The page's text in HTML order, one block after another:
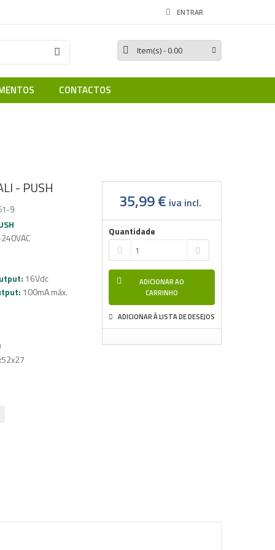
ENTRAR
Item(s)- 0.00
CONTACTOS
- PUSH
9
: 16Vdc
100mA máx.
35,99 € iva incl.
Quantidade
ADICIONAR AO
CARRINHO
ADICIONAR À LISTA DE DESEJOS